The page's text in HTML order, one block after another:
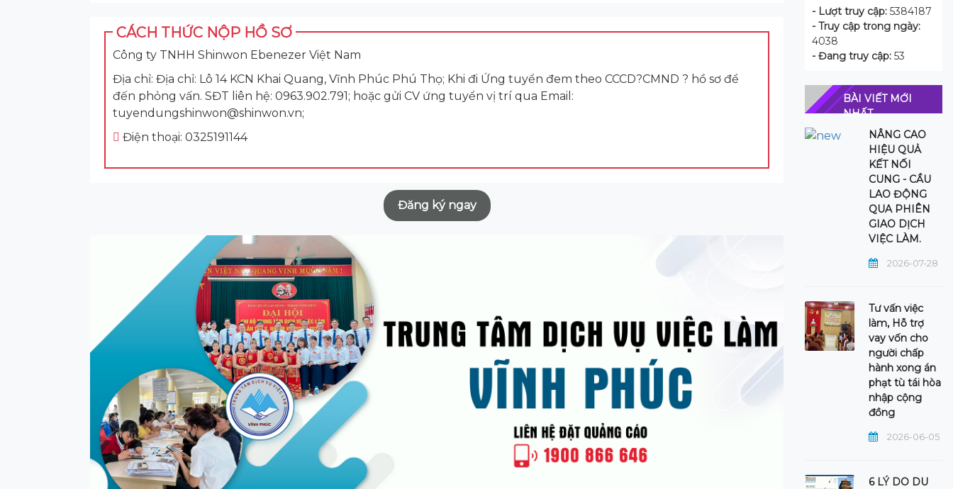
CÁCH THỨC NỘP HỒ SƠ
Công ty TNHH Shinwon Ebenezer Việt Nam
Địa chỉ: Địa chỉ: Lô 14 KCN Khai Quang, Vĩnh Phúc Phú Thọ; Khi đi Ứng tuyển đem theo CCCD?CMND ? hồ sơ để
đến phỏng vấn. SĐT liên hệ: 0963.902.791; hoặc gửi CV ứng tuyển vị trí qua Email:
tuyendungshinwon@shinwon.vn;
Điện thoại: 0325191144
Đăng ký ngay
- Lượt truy cập: 5384187
- Truy cập trong ngày:
4038
- Đang truy cập: 53
BÀI VIẾT MỚI
NHẤT
NÂNG CAO
HIỆU QUẢ
KẾT NỐI
CUNG - CẦU
LAO ĐỘNG
QUA PHIÊN
GIAO DỊCH
VIỆC LÀM.
2026-07-28
Tư vấn việc
làm, Hỗ trợ
vay vốn cho
người chấp
hành xong án
phạt tù tái hòa
nhập cộng
đồng
2026-06-05
6 LÝ DO DU